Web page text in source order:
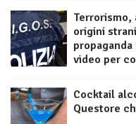
origini
video per
Cocktail
Questore